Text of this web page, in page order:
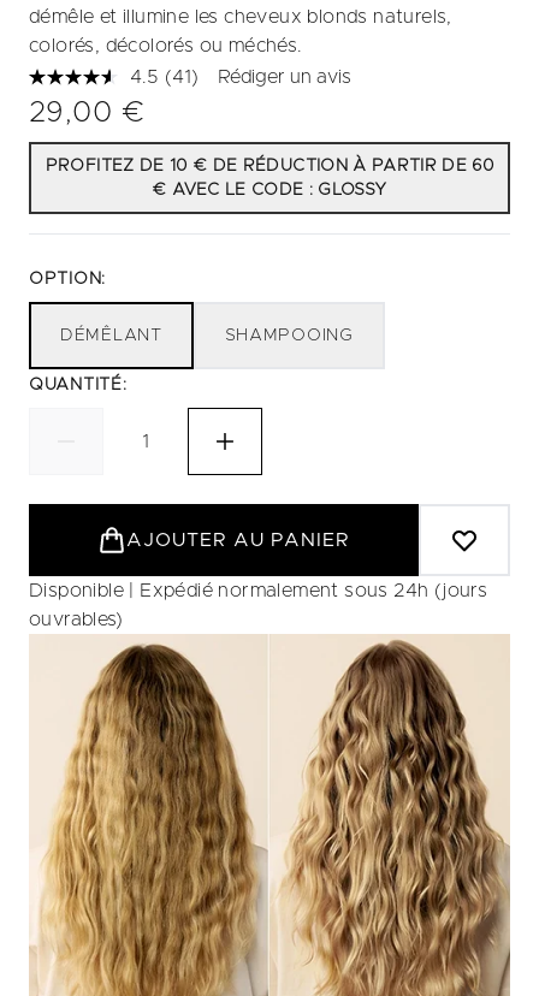
démêle et illumine les cheveux blonds naturels,
colorés, décolorés ou méchés.
4.5 Lire
Lien
sur
la
même
page.
(41) Rédiger un avis
29,00 €
PROFITEZ DE 10 € DE RÉDUCTION À PARTIR DE 60
€ AVEC LE CODE : GLOSSY
OPTION:
DÉMÊLANT SHAMPOOING
QUANTITÉ:
AJOUTER AU PANIER
Disponible | Expédié normalement sous 24h (jours
ouvrables)